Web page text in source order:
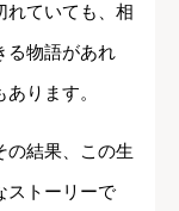
れていても、相
る物語があれ
ります。
の結果、この生
ストーリーで